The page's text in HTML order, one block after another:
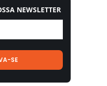
NEWSLETTER